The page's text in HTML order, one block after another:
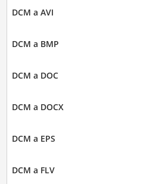
DCM a AVI
DCM a BMP
DCM a DOC
DCM a DOCX
DCM a EPS
DCM a FLV